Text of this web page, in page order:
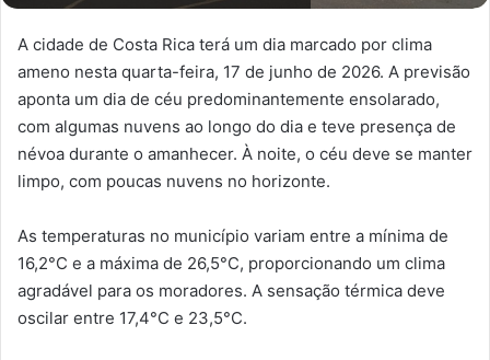
A cidade de Costa Rica terá um dia marcado por clima
ameno nesta quarta-feira, 17 de junho de 2026. A previsão
aponta um dia de céu predominantemente ensolarado,
com algumas nuvens ao longo do dia e teve presença de
névoa durante o amanhecer. À noite, o céu deve se manter
limpo, com poucas nuvens no horizonte.
As temperaturas no município variam entre a mínima de
16,2°C e a máxima de 26,5°C, proporcionando um clima
agradável para os moradores. A sensação térmica deve
oscilar entre 17,4°C e 23,5°C.